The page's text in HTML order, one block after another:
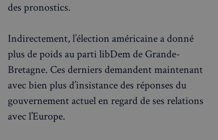
des pronostics.
Indirectement, l’élection américaine a donné
plus de poids au parti libDem de Grande-
Bretagne. Ces derniers demandent maintenant
avec bien plus d’insistance des réponses du
gouvernement actuel en regard de ses relations
avec l’Europe.